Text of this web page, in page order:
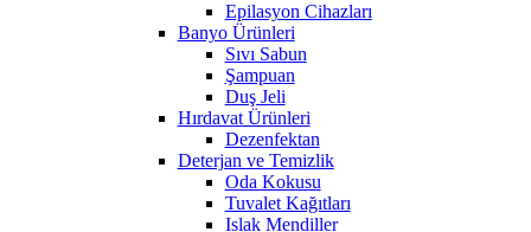
Epilasyon Cihazları
Banyo Ürünleri
Sıvı Sabun
Şampuan
Duş Jeli
Hırdavat Ürünleri
Dezenfektan
Deterjan ve Temizlik
Oda Kokusu
Tuvalet Kağıtları
Islak Mendiller